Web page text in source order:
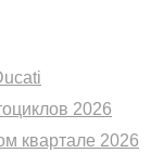
2026
квартале 2026